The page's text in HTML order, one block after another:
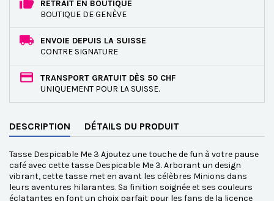
RETRAIT EN BOUTIQUE
BOUTIQUE DE GENÈVE
ENVOIE DEPUIS LA SUISSE
CONTRE SIGNATURE
TRANSPORT GRATUIT DÈS 50 CHF
UNIQUEMENT POUR LA SUISSE.
DESCRIPTION DÉTAILS DU PRODUIT
Tasse Despicable Me 3 Ajoutez une touche de fun à votre pause
café avec cette tasse Despicable Me 3. Arborant un design
vibrant, cette tasse met en avant les célèbres Minions dans
leurs aventures hilarantes. Sa finition soignée et ses couleurs
éclatantes en font un choix parfait pour les fans de la licence